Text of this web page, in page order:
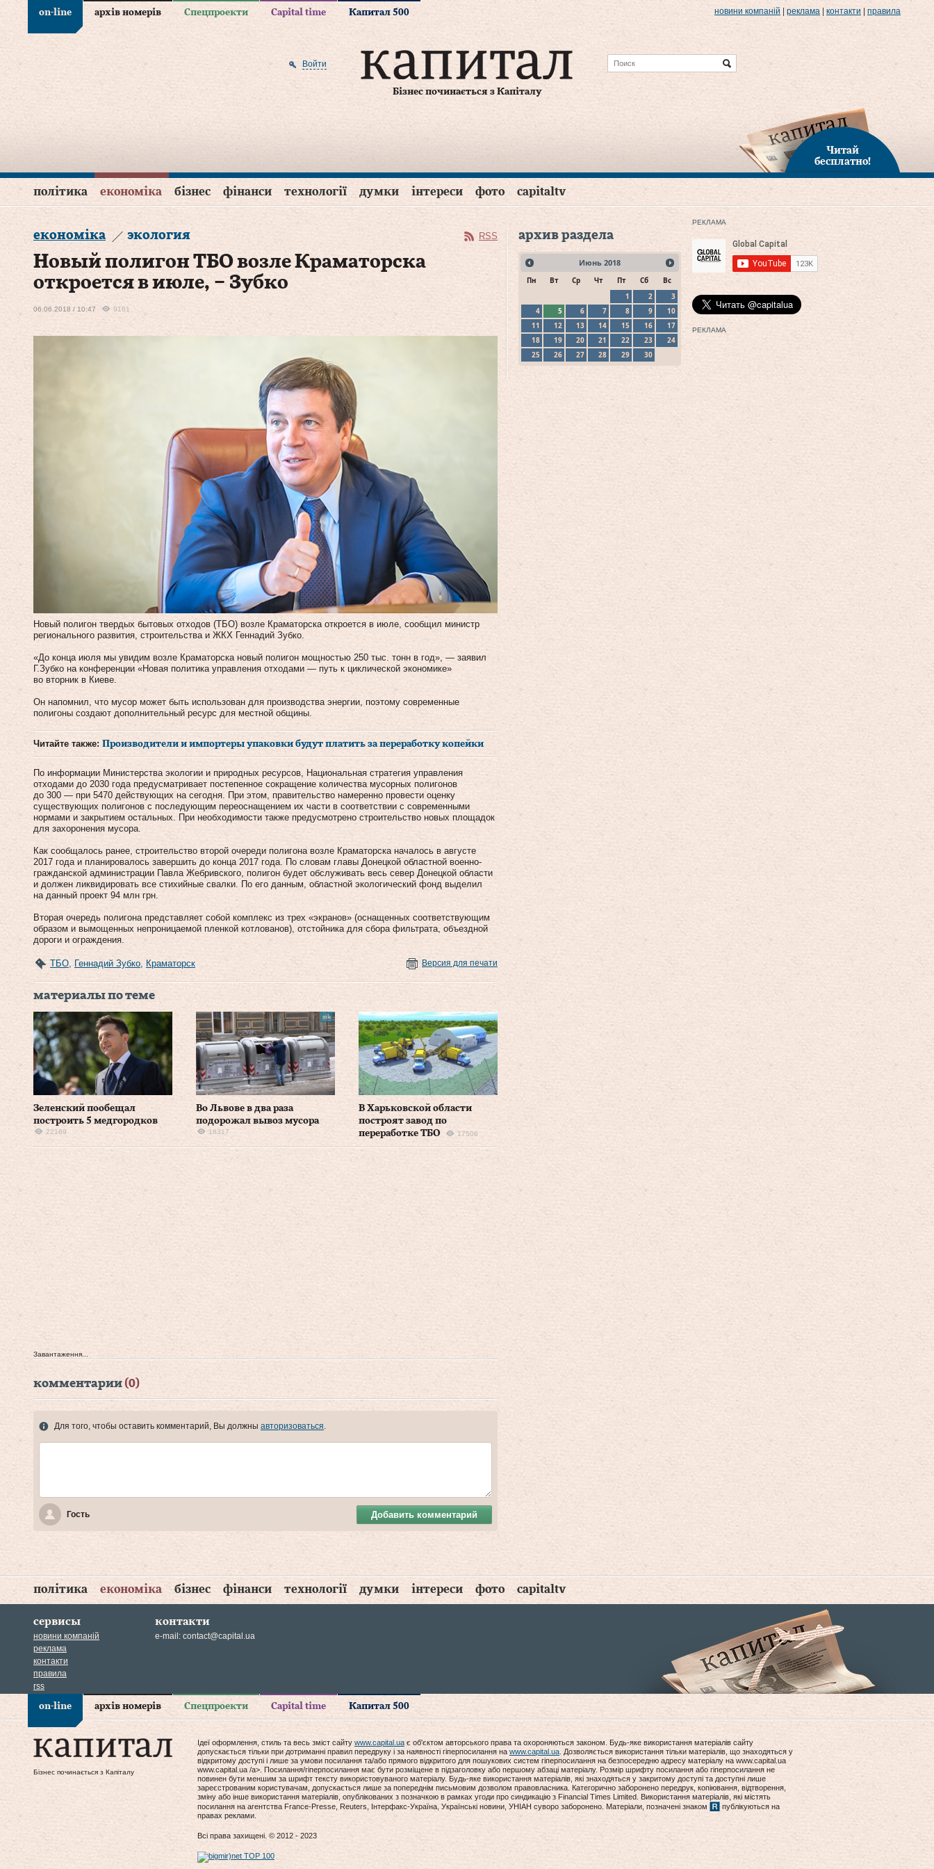
on-line архів номерів Спецпроекти Capital time Капитал 500 новини компаній реклама контакти правила
Бізнес починається з Капіталу
Войти
Читай
бесплатно!
політика економіка бізнес фінанси технології думки інтереси фото capitaltv
економіка экология RSS
Новый полигон ТБО возле Краматорска
откроется в июле, – Зубко
06.06.2018 / 10:47 9161
Новый полигон твердых бытовых отходов (ТБО) возле Краматорска откроется в июле, сообщил министр
регионального развития, строительства и ЖКХ Геннадий Зубко.
«До конца июля мы увидим возле Краматорска новый полигон мощностью 250 тыс. тонн в год», — заявил
Г.Зубко на конференции «Новая политика управления отходами — путь к циклической экономике»
во вторник в Киеве.
Он напомнил, что мусор может быть использован для производства энергии, поэтому современные
полигоны создают дополнительный ресурс для местной общины.
Читайте также: Производители и импортеры упаковки будут платить за переработку копейки
По информации Министерства экологии и природных ресурсов, Национальная стратегия управления
отходами до 2030 года предусматривает постепенное сокращение количества мусорных полигонов
до 300 — при 5470 действующих на сегодня. При этом, правительство намеренно провести оценку
существующих полигонов с последующим переоснащением их части в соответствии с современными
нормами и закрытием остальных. При необходимости также предусмотрено строительство новых площадок
для захоронения мусора.
Как сообщалось ранее, строительство второй очереди полигона возле Краматорска началось в августе
2017 года и планировалось завершить до конца 2017 года. По словам главы Донецкой областной военно-
гражданской администрации Павла Жебривского, полигон будет обслуживать весь север Донецкой области
и должен ликвидировать все стихийные свалки. По его данным, областной экологический фонд выделил
на данный проект 94 млн грн.
Вторая очередь полигона представляет собой комплекс из трех «экранов» (оснащенных соответствующим
образом и вымощенных непроницаемой пленкой котлованов), отстойника для сбора фильтрата, объездной
дороги и ограждения.
ТБО Геннадий Зубко Краматорск Версия для печати
материалы по теме
Зеленский пообещал
построить 5 медгородков
22169
Во Львове в два раза
подорожал вывоз мусора
18317
В Харьковской области
построят завод по
переработке ТБО
17506
Завантаження...
комментарии (0)
Для того, чтобы оставить комментарий, Вы должны авторизоваться
Гость Добавить комментарий
архив раздела
Июнь 2018
Пн Вт Ср Чт Пт Сб
Вс
1
2
3
4
5 6 7 8 9
10
11
12 13 14 15 16
17
18
19 20 21 22 23
24
25
26 27 28 29 30
РЕКЛАМА
РЕКЛАМА
політика економіка бізнес фінанси технології думки інтереси фото capitaltv
сервисы
новини компаній
реклама
контакти
правила
rss
контакти
e-mail: contact@capital.ua
on-line архів номерів Спецпроекти Capital time Капитал 500
Бізнес починається з Капіталу
Ідеї оформлення, стиль та весь зміст сайту www.capital.ua є об'єктом авторського права та охороняються законом. Будь-яке використання матеріалів сайту
допускається тільки при дотриманні правил передруку і за наявності гіперпосилання на www.capital.ua . Дозволяється використання тільки матеріалів, що знаходяться у
відкритому доступі і лише за умови посилання та/або прямого відкритого для пошукових систем гіперпосилання на безпосередню адресу матеріалу на www.capital.ua
www.capital.ua /a>. Посилання/гіперпосилання має бути розміщене в підзаголовку або першому абзаці матеріалу. Розмір шрифту посилання або гіперпосилання не
повинен бути меншим за шрифт тексту використовуваного матеріалу. Будь-яке використання матеріалів, які знаходяться у закритому доступі та доступні лише
зареєстрованим користувачам, допускається лише за попереднім письмовим дозволом правовласника. Категорично заборонено передрук, копіювання, відтворення,
зміну або інше використання матеріалів, опублікованих з позначкою в рамках угоди про синдикацію з Financial Times Limited. Використання матеріалів, які містять
посилання на агентства France-Presse, Reuters, Інтерфакс-Україна, Українські новини, УНІАН суворо заборонено. Матеріали, позначені знаком
публікуються на
правах реклами.
Всі права захищені. © 2012 - 2023